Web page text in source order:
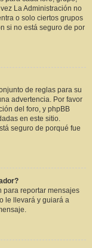
La Administración no
o solo ciertos grupos
si no está seguro de por
de reglas para su
advertencia. Por favor
del foro, y phpBB
en este sitio.
seguro de porqué fue
para reportar mensajes
le llevará y guiará a